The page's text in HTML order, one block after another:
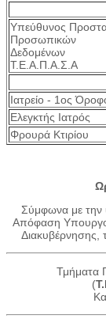
Υπεύθυνος
Προσωπικών
Δεδομένων
Τ.Ε.Α.Π.Α.Σ.Α
Ιατρείο - 1ος
Ελεγκτής Ιατρός
Φρουρά Κτιρίου
Σύμφωνα με την
Απόφαση Υπουργού
Διακυβέρνησης,
Τμήματα
(